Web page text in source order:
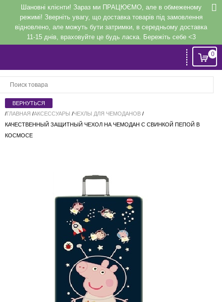
Шановні клієнти! Зараз ми ПРАЦЮЄМО, але в обмеженому
режимі! Зверніть увагу, що доставка товарів під замовлення
відновлено, але можуть бути затримки, в середньому доставка
11-15 днів, враховуйте це будь ласка. Бережіть себе <3
0
/ГЛАВНАЯ /АКСЕССУАРЫ /ЧЕХЛЫ ДЛЯ ЧЕМОДАНОВ /
КАЧЕСТВЕННЫЙ ЗАЩИТНЫЙ ЧЕХОЛ НА ЧЕМОДАН С СВИНКОЙ ПЕПОЙ В
КОСМОСЕ
ВходилиРегистрация
Напомнить